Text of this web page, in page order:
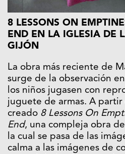
8 LESSONS ON
END EN LA IGLESIA DE
GIJÓN
La obra más reciente de
surge de la observación
los niños jugasen con
juguete de armas. A partir
creado 8 Lessons On
End, una compleja obra
la cual se pasa de las
calma a las imágenes de